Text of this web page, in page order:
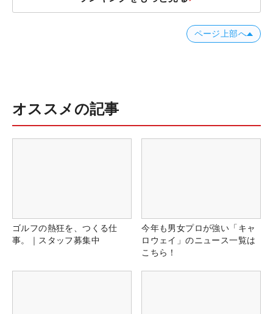
ページ上部へ
オススメの記事
ゴルフの熱狂を、つくる仕
事。｜スタッフ募集中
今年も男女プロが強い「キャ
ロウェイ」のニュース一覧は
こちら！